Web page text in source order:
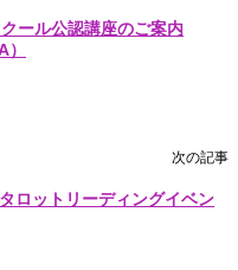
ール公認講座のご案内
次の記事
ロットリーディングイベン